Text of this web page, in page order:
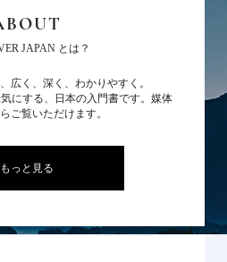
JAPAN とは？
広く、深く、わかりやすく。
にする、日本の入門書です。媒体
ご覧いただけます。
もっと見る